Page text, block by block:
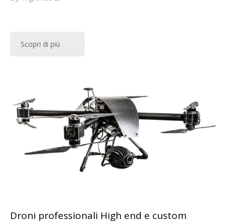
Scopri di più
Droni professionali High end e custom